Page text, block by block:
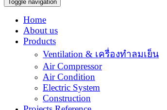
Toggle navigation
Home
About us
Products
Ventilation & เครื่องทำลมเย็น
Air Compressor
Air Condition
Electric System
Construction